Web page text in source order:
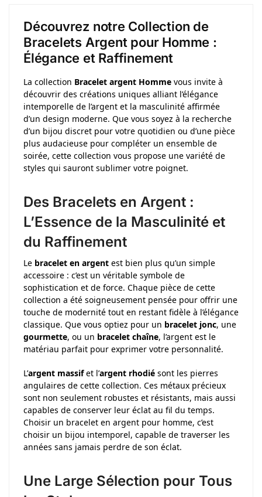
Découvrez notre Collection de
Bracelets Argent pour Homme :
Élégance et Raffinement
La collection Bracelet argent Homme vous invite à
découvrir des créations uniques alliant l’élégance
intemporelle de l’argent et la masculinité affirmée
d’un design moderne. Que vous soyez à la recherche
d’un bijou discret pour votre quotidien ou d’une pièce
plus audacieuse pour compléter un ensemble de
soirée, cette collection vous propose une variété de
styles qui sauront sublimer votre poignet.
Des Bracelets en Argent :
L’Essence de la Masculinité et
du Raffinement
Le bracelet en argent est bien plus qu’un simple
accessoire : c’est un véritable symbole de
sophistication et de force. Chaque pièce de cette
collection a été soigneusement pensée pour offrir une
touche de modernité tout en restant fidèle à l’élégance
classique. Que vous optiez pour un bracelet jonc, une
gourmette, ou un bracelet chaîne, l’argent est le
matériau parfait pour exprimer votre personnalité.
L’argent massifet l’argent rhodié sont les pierres
angulaires de cette collection. Ces métaux précieux
sont non seulement robustes et résistants, mais aussi
capables de conserver leur éclat au fil du temps.
Choisir un bracelet en argent pour homme, c’est
choisir un bijou intemporel, capable de traverser les
années sans jamais perdre de son éclat.
Une Large Sélection pour Tous